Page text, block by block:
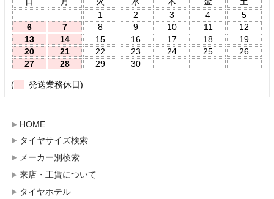
1
2 3 4
5
6
7 8 9 10 11
12
13
14 15 16 17 18
19
20
21 22 23 24 25
26
27
28 29 30
( 発送業務休日)
HOME
タイヤサイズ検索
メーカー別検索
来店・工賃について
タイヤホテル